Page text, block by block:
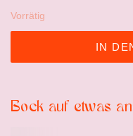
Vorrätig
IN
Bock auf etwas